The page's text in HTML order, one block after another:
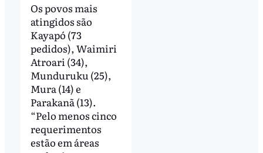
Os povos mais
atingidos são
Kayapó (73
pedidos), Waimiri
Atroari (34),
Munduruku (25),
Mura (14) e
Parakanã (13).
“Pelo menos cinco
requerimentos
estão em áreas